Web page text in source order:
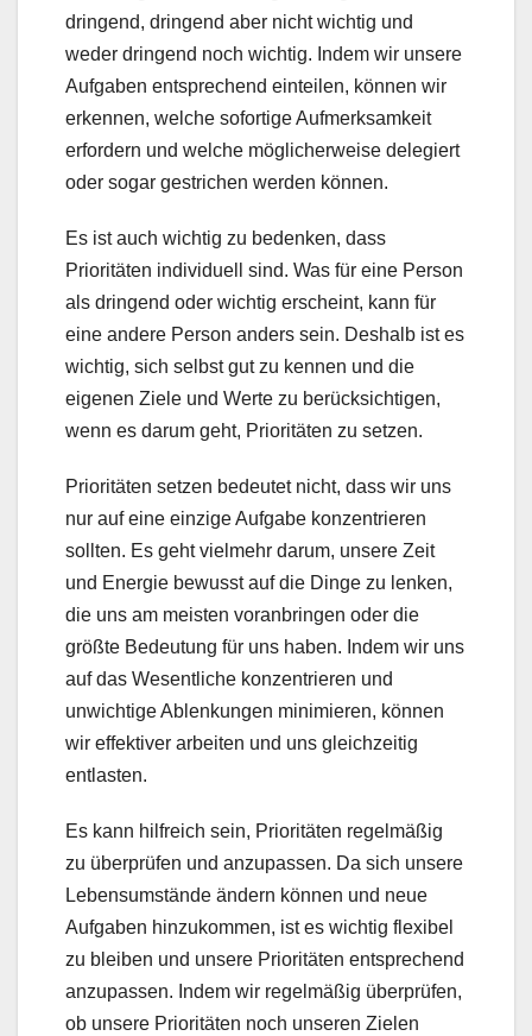
dringend, dringend aber nicht wichtig und
weder dringend noch wichtig. Indem wir unsere
Aufgaben entsprechend einteilen, können wir
erkennen, welche sofortige Aufmerksamkeit
erfordern und welche möglicherweise delegiert
oder sogar gestrichen werden können.
Es ist auch wichtig zu bedenken, dass
Prioritäten individuell sind. Was für eine Person
als dringend oder wichtig erscheint, kann für
eine andere Person anders sein. Deshalb ist es
wichtig, sich selbst gut zu kennen und die
eigenen Ziele und Werte zu berücksichtigen,
wenn es darum geht, Prioritäten zu setzen.
Prioritäten setzen bedeutet nicht, dass wir uns
nur auf eine einzige Aufgabe konzentrieren
sollten. Es geht vielmehr darum, unsere Zeit
und Energie bewusst auf die Dinge zu lenken,
die uns am meisten voranbringen oder die
größte Bedeutung für uns haben. Indem wir uns
auf das Wesentliche konzentrieren und
unwichtige Ablenkungen minimieren, können
wir effektiver arbeiten und uns gleichzeitig
entlasten.
Es kann hilfreich sein, Prioritäten regelmäßig
zu überprüfen und anzupassen. Da sich unsere
Lebensumstände ändern können und neue
Aufgaben hinzukommen, ist es wichtig flexibel
zu bleiben und unsere Prioritäten entsprechend
anzupassen. Indem wir regelmäßig überprüfen,
ob unsere Prioritäten noch unseren Zielen